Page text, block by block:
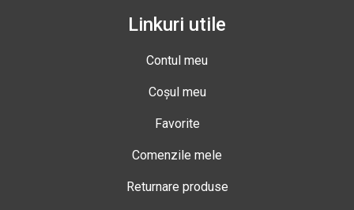
Linkuri utile
Contul meu
Coșul meu
Favorite
Comenzile mele
Returnare produse